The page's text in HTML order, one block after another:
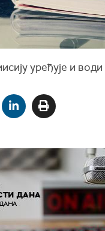
уређује и води